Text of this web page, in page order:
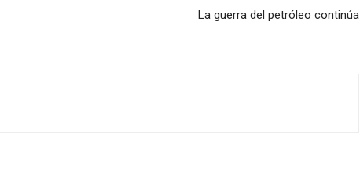
La guerra del petróleo continúa